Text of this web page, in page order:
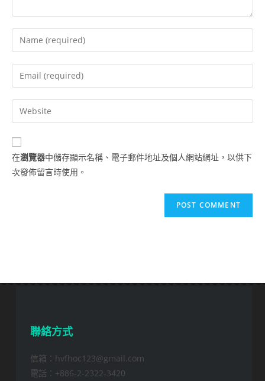
Enter
your
name
comment
Enter
your
email
address
comment
Enter
your
website
URL
(optional)
在瀏覽器中儲存顯示名稱、電子郵件地址及個人網站網址，以供下
次發佈留言時使用。
聯絡方式
信箱：hvfhoc123@gmail.com
電話：+886-2-2322-3420